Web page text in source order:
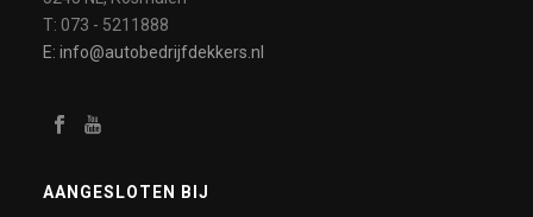
T: 073 - 5211888
E: info@autobedrijfdekkers.nl
AANGESLOTEN BIJ